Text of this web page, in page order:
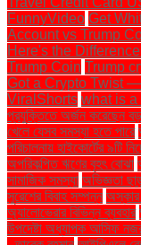
FunnyVideo Get
Account vs Trump
Here's the
Trump Coin Trump
Got a Crypto Twist
ViralShorts what is a
প্রযুক্তিতে অর্জন করেছেন
খেলে যেসব সমস্যা হতে পারে
পরিচালনায় হাইকোর্টের ৯টি
অপরিকল্পিত ঋণের বৃহৎ বোঝা
সামাজিক সমস্যা অভিজ্ঞতা
সুরেশের বিবাহ সম্পন্ন অস্কার
অ্যালোভেরার বিভিন্ন ব্যবহার
উপদেষ্টা অধ্যাপক আসিফ